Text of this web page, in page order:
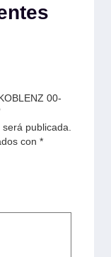
00-
publicada.
con *